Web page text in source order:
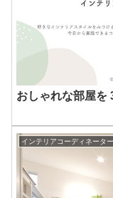
おしゃれな部屋を
インテリアコーディネータ